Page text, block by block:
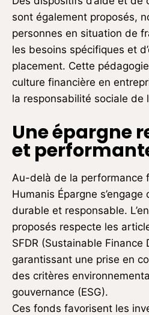
sont également proposés,
personnes en situation de
les besoins spécifiques et
placement. Cette
culture financière en
la responsabilité sociale de
Une épargne
et
Au-delà de la performance
Humanis Épargne
durable et responsable.
proposés respecte les
SFDR (Sustainable Finance
garantissant une prise en
des critères
gouvernance (ESG).
Ces fonds favorisent les